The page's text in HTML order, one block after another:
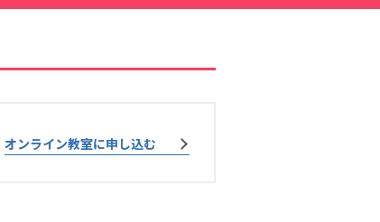
オンライン教室に申し込む